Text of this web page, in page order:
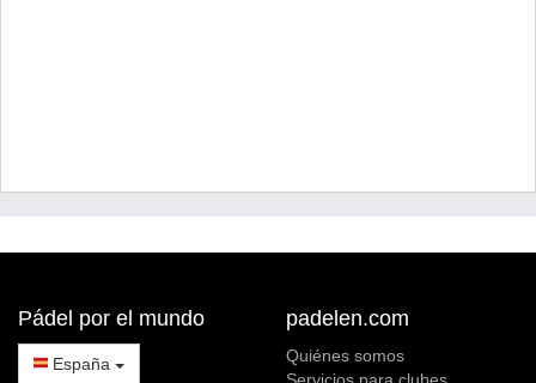
Pádel por el mundo
España
padelen.com
Quiénes somos